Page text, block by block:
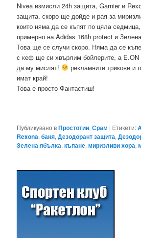
Nivea измисли 24h защита, Garnier и
защита, скоро ще дойде и рая за
които няма да се къпят по цяла
примерно на Adidas 168h protect и
Това ще се случи скоро. Няма да се
с кеф ще си хвърлим бойлерите, а E.ON
да му мислят!
рекламните трикове и
имат край!
Това е просто Фантастиш!
Публикувано вПростотии,Срам | Етикети:
Rexona,баня,Дезодорант защита,
Зелена ябълка,къпане,миризливи хора,